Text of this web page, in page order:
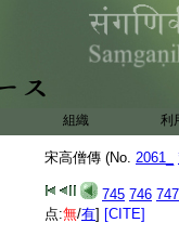
組織 利
宋高僧傳 (No. 2061_
745 746 747
点:無/有] [CITE]